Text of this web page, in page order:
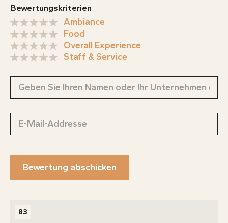
Bewertungskriterien
Ambiance
Food
Overall Experience
Staff & Service
Bewertung abschicken
83